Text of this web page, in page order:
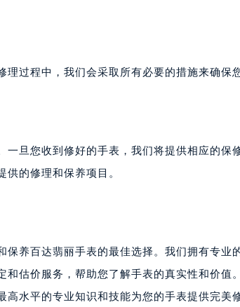
过程中，我们会采取所有必要的措施来确保
一旦您收到修好的手表，我们将提供相应的保
的修理和保养项目。
保养百达翡丽手表的最佳选择。我们拥有专业
和估价服务，帮助您了解手表的真实性和价值
水平的专业知识和技能为您的手表提供完美